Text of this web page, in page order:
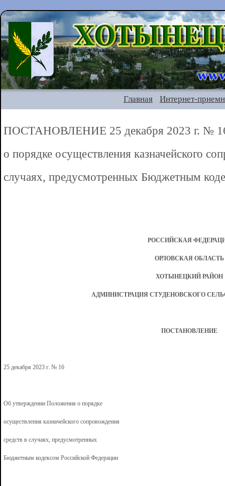
Главная Интернет-
ПОСТАНОВЛЕНИЕ 25 декабря 2023 г. №
о порядке осуществления казначейского
случаях, предусмотренных Бюджетным
РОССИЙСКАЯ
ОРЛОВСКАЯ ОБЛАСТЬ
ХОТЫНЕЦКИЙ РАЙОН
АДМИНИСТРАЦИЯ СТУДЕНОВСКОГО
ПОСТАНОВЛЕНИЕ
25 декабря 2023 г. № 16
Об утверждении Положения о порядке
осуществления казначейского сопровождения
средств в случаях, предусмотренных
Бюджетным кодексом Российской Федерации